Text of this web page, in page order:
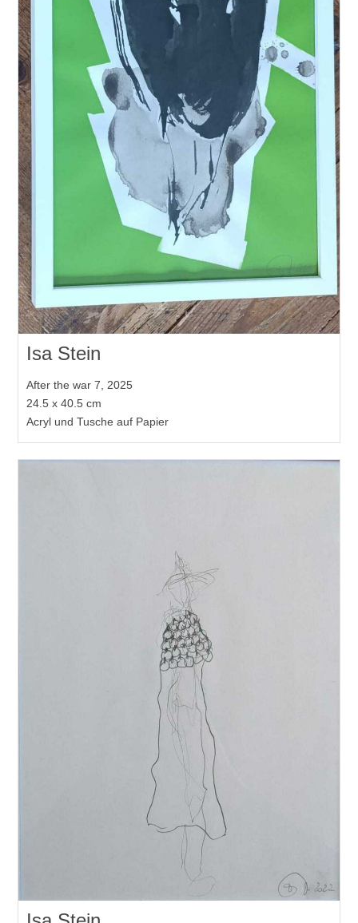
Isa Stein
After the war 7, 2025
24.5 x 40.5 cm
Acryl und Tusche auf Papier